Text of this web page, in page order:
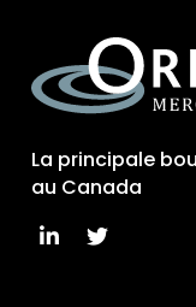
La principale
au Canada